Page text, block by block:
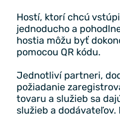
Hostí, ktorí chcú
jednoducho a
hostia môžu byť
pomocou QR kódu.
Jednotliví partneri,
požiadanie
tovaru a služieb sa
služieb a